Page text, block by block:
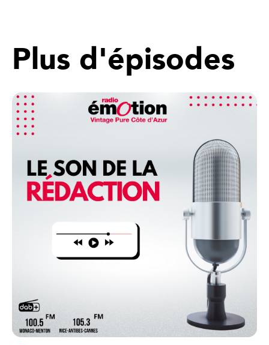
Plus d'épisodes